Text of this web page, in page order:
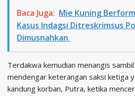
Baca Juga: Mie Kuning
Kasus Indagsi Ditreskrimsus
Dimusnahkan
Terdakwa kemudian menangis
mendengar keterangan saksi ketiga
kandung korban, Putra, ketika